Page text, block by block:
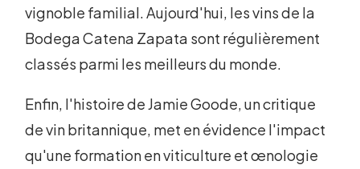
vignoble familial. Aujourd'hui, les vins de la
Bodega Catena Zapata sont régulièrement
classés parmi les meilleurs du monde.
Enfin, l'histoire de Jamie Goode, un critique
de vin britannique, met en évidence l'impact
qu'une formation en viticulture et œnologie